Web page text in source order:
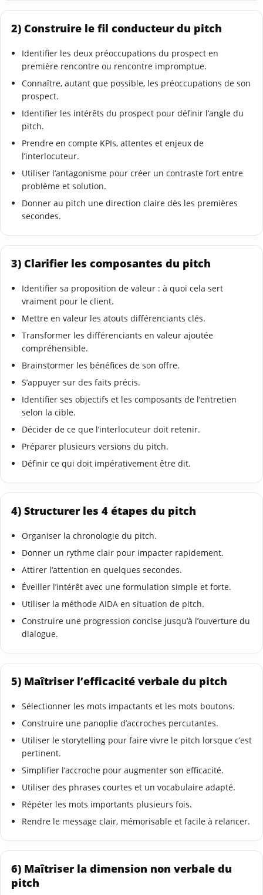
2) Construire le fil conducteur du pitch
Identifier les deux préoccupations du prospect en
première rencontre ou rencontre impromptue.
Connaître, autant que possible, les préoccupations de son
prospect.
Identifier les intérêts du prospect pour définir l’angle du
pitch.
Prendre en compte KPIs, attentes et enjeux de
l’interlocuteur.
Utiliser l’antagonisme pour créer un contraste fort entre
problème et solution.
Donner au pitch une direction claire dès les premières
secondes.
3) Clarifier les composantes du pitch
Identifier sa proposition de valeur : à quoi cela sert
vraiment pour le client.
Mettre en valeur les atouts différenciants clés.
Transformer les différenciants en valeur ajoutée
compréhensible.
Brainstormer les bénéfices de son offre.
S’appuyer sur des faits précis.
Identifier ses objectifs et les composants de l’entretien
selon la cible.
Décider de ce que l’interlocuteur doit retenir.
Préparer plusieurs versions du pitch.
Définir ce qui doit impérativement être dit.
4) Structurer les 4 étapes du pitch
Organiser la chronologie du pitch.
Donner un rythme clair pour impacter rapidement.
Attirer l’attention en quelques secondes.
Éveiller l’intérêt avec une formulation simple et forte.
Utiliser la méthode AIDA en situation de pitch.
Construire une progression concise jusqu’à l’ouverture du
dialogue.
5) Maîtriser l’efficacité verbale du pitch
Sélectionner les mots impactants et les mots boutons.
Construire une panoplie d’accroches percutantes.
Utiliser le storytelling pour faire vivre le pitch lorsque c’est
pertinent.
Simplifier l’accroche pour augmenter son efficacité.
Utiliser des phrases courtes et un vocabulaire adapté.
Répéter les mots importants plusieurs fois.
Rendre le message clair, mémorisable et facile à relancer.
6) Maîtriser la dimension non verbale du
pitch